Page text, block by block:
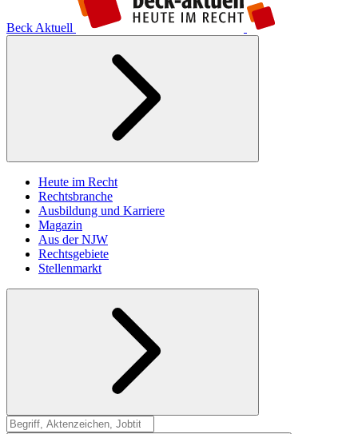
Beck Aktuell
Heute im Recht
Rechtsbranche
Ausbildung und Karriere
Magazin
Aus der NJW
Rechtsgebiete
Stellenmarkt
Suche